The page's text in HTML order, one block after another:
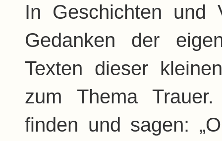
In Geschichten und
Gedanken der
Texten dieser
zum Thema Trauer.
finden und sagen: